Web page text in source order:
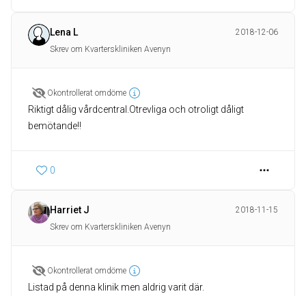
Lena L
2018-12-06
Skrev om Kvarterskliniken Avenyn
Okontrollerat omdöme
Riktigt dålig vårdcentral.Otrevliga och otroligt dåligt
bemötande!!
0
Harriet J
2018-11-15
Skrev om Kvarterskliniken Avenyn
Okontrollerat omdöme
Listad på denna klinik men aldrig varit där.